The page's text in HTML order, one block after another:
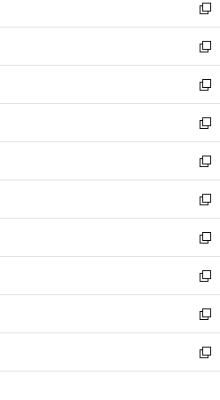
く
で
開
く
ド
ウ
で
開
く
ィ
ン
ド
ウ
で
開
く
新
し
い
ウ
ィ
ン
ド
ウ
で
開
く
新
し
い
ウ
ィ
ン
ド
ウ
で
開
く
新
し
い
ウ
ィ
ン
ド
ウ
で
開
く
新
し
い
ウ
ィ
ン
ド
ウ
で
開
く
新
し
い
ウ
ィ
ン
ド
ウ
で
開
く
新
し
い
ウ
ィ
ン
ド
ウ
で
開
新
し
い
ウ
ィ
ン
ド
ウ
新
し
い
ウ
ィ
ン
新
し
い
ウ
新
し